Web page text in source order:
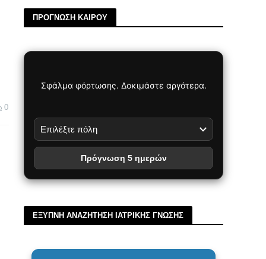
0
ΠΡΟΓΝΩΣΗ ΚΑΙΡΟΥ
Σφάλμα φόρτωσης. Δοκιμάστε αργότερα.
Πρόγνωση 5 ημερών
ΕΞΥΠΝΗ ΑΝΑΖΗΤΗΣΗ ΙΑΤΡΙΚΗΣ ΓΝΩΣΗΣ